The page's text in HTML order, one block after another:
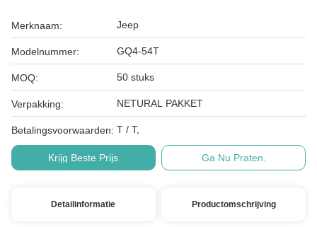
Merknaam: Jeep
Modelnummer: GQ4-54T
MOQ: 50 stuks
Verpakking: NETURAL PAKKET
Betalingsvoorwaarden: T / T,
Krijg Beste Prijs Ga Nu Praten.
Detailinformatie Productomschrijving